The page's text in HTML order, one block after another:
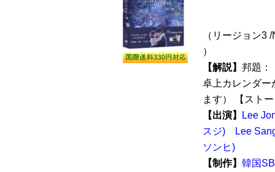
（リージョン3
）
【解説】 邦題：
卓上カレンダー
ます） 【スト
【出演】
Lee
スジ)
Lee
ソンヒ)
【制作】 韓国